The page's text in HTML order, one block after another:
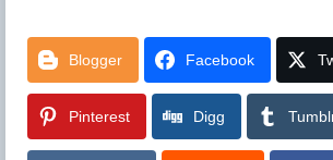
Blogger Facebook
Pinterest Digg